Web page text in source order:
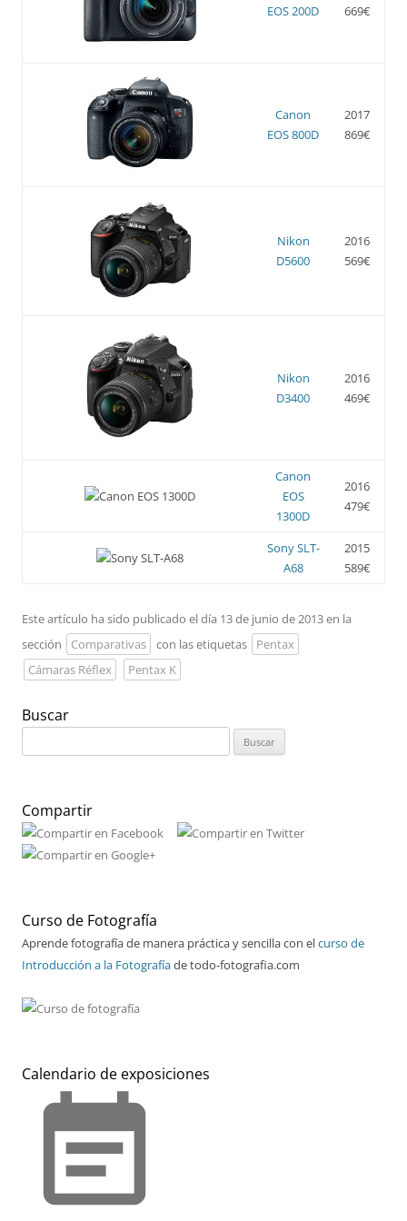
EOS 200D 669€
Canon
EOS 800D
2017
869€
Nikon
D5600
2016
569€
Nikon
D3400
2016
469€
Canon
EOS
1300D
2016
479€
Sony SLT-
A68
2015
589€
Este artículo ha sido publicado el día 13 de junio de 2013 en la
sección
Comparativas con las etiquetas
Pentax
Cámaras Réflex
Pentax K
Buscar
Compartir
Curso de Fotografía
Aprende fotografía de manera práctica y sencilla con elcurso de
Introducción a la Fotografíade todo-fotografia.com
Calendario de exposiciones
event_note